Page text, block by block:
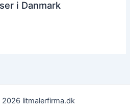
i Danmark
litmalerfirma.dk